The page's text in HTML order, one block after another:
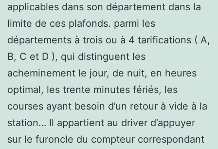
applicables dans son département dans la
limite de ces plafonds. parmi les
départements à trois ou à 4 tarifications ( A,
B, C et D ), qui distinguent les
acheminement le jour, de nuit, en heures
optimal, les trente minutes fériés, les
courses ayant besoin d’un retour à vide à la
station… Il appartient au driver d’appuyer
sur le furoncle du compteur correspondant